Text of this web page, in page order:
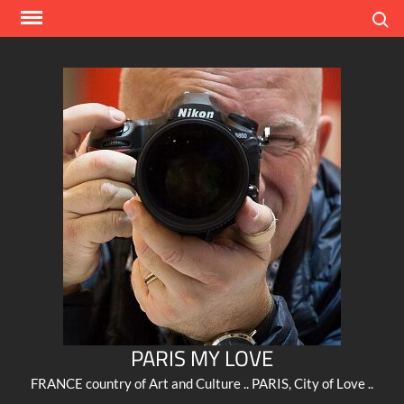
Skip
PARIS MY LOVE
FRANCE country of Art and Culture .. PARIS, City of Love ..